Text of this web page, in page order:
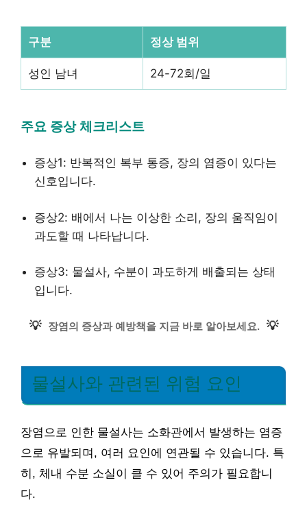
구분 정상 범위
성인 남녀 24-72회/일
주요 증상 체크리스트
증상1: 반복적인 복부 통증, 장의 염증이 있다는
신호입니다.
증상2: 배에서 나는 이상한 소리, 장의 움직임이
과도할 때 나타납니다.
증상3: 물설사, 수분이 과도하게 배출되는 상태
입니다.
💡 장염의 증상과 예방책을 지금 바로 알아보세요. 💡
물설사와 관련된 위험 요인
장염으로 인한 물설사는 소화관에서 발생하는 염증
으로 유발되며, 여러 요인에 연관될 수 있습니다. 특
히, 체내 수분 소실이 클 수 있어 주의가 필요합니
다.